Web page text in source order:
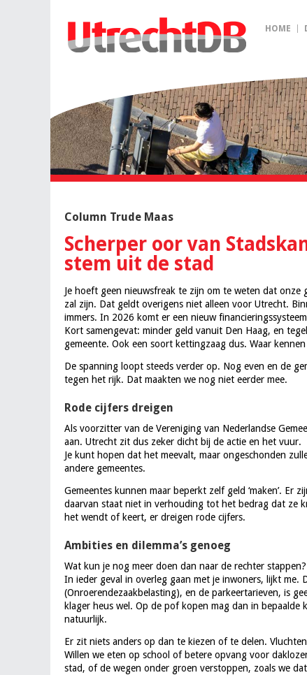
HOME
Column Trude Maas
Scherper oor van
stem uit de stad
Je hoeft geen nieuwsfreak te zijn om te weten dat
zal zijn. Dat geldt overigens niet alleen voor Utrecht.
immers. In 2026 komt er een nieuw
Kort samengevat: minder geld vanuit Den Haag, en
gemeente. Ook een soort kettingzaag dus. Waar
De spanning loopt steeds verder op. Nog even en de
tegen het rijk. Dat maakten we nog niet eerder mee.
Rode cijfers dreigen
Als voorzitter van de Vereniging van Nederlandse
aan. Utrecht zit dus zeker dicht bij de actie en het vuur.
Je kunt hopen dat het meevalt, maar ongeschonden
andere gemeentes.
Gemeentes kunnen maar beperkt zelf geld ‘maken’.
daarvan staat niet in verhouding tot het bedrag dat ze
het wendt of keert, er dreigen rode cijfers.
Ambities en dilemma’s genoeg
Wat kun je nog meer doen dan naar de rechter stappen?
In ieder geval in overleg gaan met je inwoners, lijkt me.
(Onroerendezaakbelasting), en de parkeertarieven, is
klager heus wel. Op de pof kopen mag dan in
natuurlijk.
Er zit niets anders op dan te kiezen of te delen.
Willen we eten op school of betere opvang voor
stad, of de wegen onder groen verstoppen, zoals we